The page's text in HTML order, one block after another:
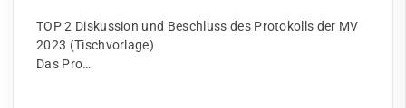
TOP 2 Diskussion und Beschluss des Protokolls der MV
2023 (Tischvorlage)
Das Pro…